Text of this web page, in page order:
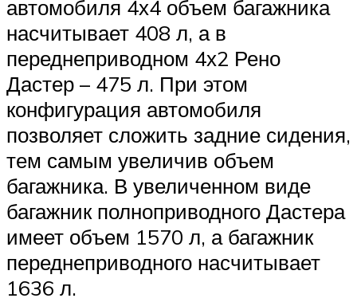
автомобиля 4х4 объем багажника
насчитывает 408 л, а в
переднеприводном 4х2 Рено
Дастер – 475 л. При этом
конфигурация автомобиля
позволяет сложить задние сидения,
тем самым увеличив объем
багажника. В увеличенном виде
багажник полноприводного Дастера
имеет объем 1570 л, а багажник
переднеприводного насчитывает
1636 л.